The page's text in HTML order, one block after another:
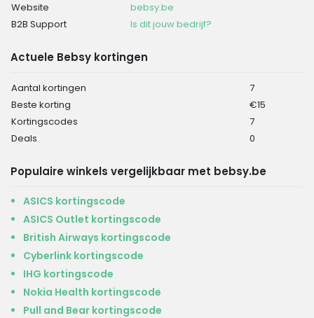
Website
bebsy.be
B2B Support
Is dit jouw bedrijf?
Actuele Bebsy kortingen
Aantal kortingen
7
Beste korting
€15
Kortingscodes
7
Deals
0
Populaire winkels vergelijkbaar met bebsy.be
ASICS kortingscode
ASICS Outlet kortingscode
British Airways kortingscode
Cyberlink kortingscode
IHG kortingscode
Nokia Health kortingscode
Pull and Bear kortingscode